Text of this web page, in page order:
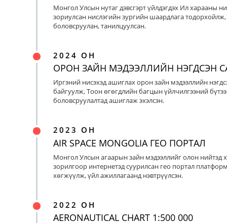
Монгол Улсын нутаг дэвсгэрт үйлдэгдэх Ил харааны
зориулсан нислэгийн зургийн шаардлага тодорхойлж,
боловсруулан, танилцуулсан.
2024 ОН
ОРОН ЗАЙН МЭДЭЭЛЛИЙН НЭГДСЭН
Иргэний нисэхэд ашиглах орон зайн мэдээллийн
байгуулж, Тоон өгөгдлийн багцын үйлчилгээний
боловсруулалтад ашиглаж эхэлсэн.
2023 ОН
AIR SPACE MONGOLIA ГЕО ПОРТАЛ
Монгол Улсын агаарын зайн мэдээллийг олон нийтэд
зорилгоор интернетэд суурилсан гео портал
хөгжүүлж, үйл ажиллагаанд нэвтрүүлсэн.
2022 ОН
AERONAUTICAL CHART 1:500 000